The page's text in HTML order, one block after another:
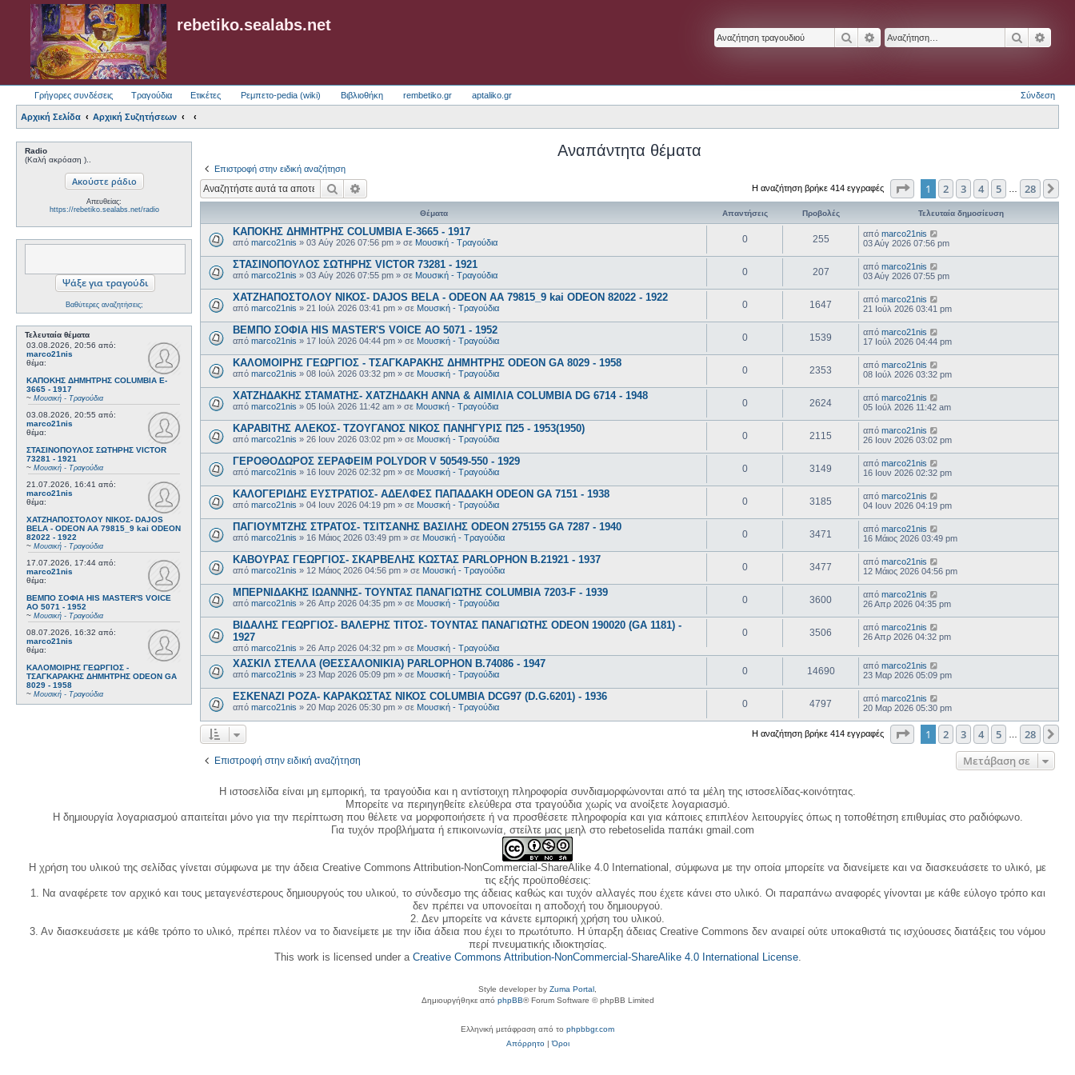
rebetiko.sealabs.net
ΑναζήτησηΕιδική αναζήτηση
Γρήγορες συνδέσεις Τραγούδια Ετικέτες Ρεμπετο-pedia (wiki) Βιβλιοθήκη rembetiko.gr aptaliko.gr Σύνδεση
Αρχική Σελίδα Αρχική Συζητήσεων
Radio
(Καλή ακρόαση )..
Απευθείας:
https://rebetiko.sealabs.net/radio
Βαθύτερες αναζητήσεις;
Τελευταία θέματα
03.08.2026, 20:56 από:
marco21nis
θέμα:
ΚΑΠΟΚΗΣ ΔΗΜΗΤΡΗΣ COLUMBIA E-
3665 - 1917
~ Μουσική - Τραγούδια
03.08.2026, 20:55 από:
marco21nis
θέμα:
ΣΤΑΣΙΝΟΠΟΥΛΟΣ ΣΩΤΗΡΗΣ VICTOR
73281 - 1921
~ Μουσική - Τραγούδια
21.07.2026, 16:41 από:
marco21nis
θέμα:
ΧΑΤΖΗΑΠΟΣΤΟΛΟΥ ΝΙΚΟΣ- DAJOS
BELA - ODEON AA 79815_9 kai ODEON
82022 - 1922
~ Μουσική - Τραγούδια
17.07.2026, 17:44 από:
marco21nis
θέμα:
ΒΕΜΠΟ ΣΟΦΙΑ HIS MASTER'S VOICE
AO 5071 - 1952
~ Μουσική - Τραγούδια
08.07.2026, 16:32 από:
marco21nis
θέμα:
ΚΑΛΟΜΟΙΡΗΣ ΓΕΩΡΓΙΟΣ -
ΤΣΑΓΚΑΡΑΚΗΣ ΔΗΜΗΤΡΗΣ ODEON GA
8029 - 1958
~ Μουσική - Τραγούδια
Αναπάντητα θέματα
Επιστροφή στην ειδική αναζήτηση
Αναζήτηση Η αναζήτηση βρήκε 414 εγγραφές Σελίδα1 από 28
1 2 3 4 5 28
Θέματα Απαντήσεις Προβολές Τελευταία δημοσίευση
ΚΑΠΟΚΗΣ ΔΗΜΗΤΡΗΣ COLUMBIA E-3665 - 1917
από marco21nis » 03 Αύγ 2026 07:56 pm » σε Μουσική - Τραγούδια 0 255 από marco21nis
03 Αύγ 2026 07:56 pm
ΣΤΑΣΙΝΟΠΟΥΛΟΣ ΣΩΤΗΡΗΣ VICTOR 73281 - 1921
από marco21nis » 03 Αύγ 2026 07:55 pm » σε Μουσική - Τραγούδια 0 207 από marco21nis
03 Αύγ 2026 07:55 pm
ΧΑΤΖΗΑΠΟΣΤΟΛΟΥ ΝΙΚΟΣ- DAJOS BELA - ODEON AA 79815_9 kai ODEON 82022 - 1922
από marco21nis » 21 Ιούλ 2026 03:41 pm » σε Μουσική - Τραγούδια 0 1647 από marco21nis
21 Ιούλ 2026 03:41 pm
ΒΕΜΠΟ ΣΟΦΙΑ HIS MASTER'S VOICE AO 5071 - 1952
από marco21nis » 17 Ιούλ 2026 04:44 pm » σε Μουσική - Τραγούδια 0 1539 από marco21nis
17 Ιούλ 2026 04:44 pm
ΚΑΛΟΜΟΙΡΗΣ ΓΕΩΡΓΙΟΣ - ΤΣΑΓΚΑΡΑΚΗΣ ΔΗΜΗΤΡΗΣ ODEON GA 8029 - 1958
από marco21nis » 08 Ιούλ 2026 03:32 pm » σε Μουσική - Τραγούδια 0 2353 από marco21nis
08 Ιούλ 2026 03:32 pm
ΧΑΤΖΗΔΑΚΗΣ ΣΤΑΜΑΤΗΣ- ΧΑΤΖΗΔΑΚΗ ΑΝΝΑ & ΑΙΜΙΛΙΑ COLUMBIA DG 6714 - 1948
από marco21nis » 05 Ιούλ 2026 11:42 am » σε Μουσική - Τραγούδια 0 2624 από marco21nis
05 Ιούλ 2026 11:42 am
ΚΑΡΑΒΙΤΗΣ ΑΛΕΚΟΣ- ΤΖΟΥΓΑΝΟΣ ΝΙΚΟΣ ΠΑΝΗΓΥΡΙΣ Π25 - 1953(1950)
από marco21nis » 26 Ιουν 2026 03:02 pm » σε Μουσική - Τραγούδια 0 2115 από marco21nis
26 Ιουν 2026 03:02 pm
ΓΕΡΟΘΟΔΩΡΟΣ ΣΕΡΑΦΕΙΜ POLYDOR V 50549-550 - 1929
από marco21nis » 16 Ιουν 2026 02:32 pm » σε Μουσική - Τραγούδια 0 3149 από marco21nis
16 Ιουν 2026 02:32 pm
ΚΑΛΟΓΕΡΙΔΗΣ ΕΥΣΤΡΑΤΙΟΣ- ΑΔΕΛΦΕΣ ΠΑΠΑΔΑΚΗ ODEON GA 7151 - 1938
από marco21nis » 04 Ιουν 2026 04:19 pm » σε Μουσική - Τραγούδια 0 3185 από marco21nis
04 Ιουν 2026 04:19 pm
ΠΑΓΙΟΥΜΤΖΗΣ ΣΤΡΑΤΟΣ- ΤΣΙΤΣΑΝΗΣ ΒΑΣΙΛΗΣ ODEON 275155 GA 7287 - 1940
από marco21nis » 16 Μάιος 2026 03:49 pm » σε Μουσική - Τραγούδια 0 3471 από marco21nis
16 Μάιος 2026 03:49 pm
ΚΑΒΟΥΡΑΣ ΓΕΩΡΓΙΟΣ- ΣΚΑΡΒΕΛΗΣ ΚΩΣΤΑΣ PARLOPHON B.21921 - 1937
από marco21nis » 12 Μάιος 2026 04:56 pm » σε Μουσική - Τραγούδια 0 3477 από marco21nis
12 Μάιος 2026 04:56 pm
ΜΠΕΡΝΙΔΑΚΗΣ ΙΩΑΝΝΗΣ- ΤΟΥΝΤΑΣ ΠΑΝΑΓΙΩΤΗΣ COLUMBIA 7203-F - 1939
από marco21nis » 26 Απρ 2026 04:35 pm » σε Μουσική - Τραγούδια 0 3600 από marco21nis
26 Απρ 2026 04:35 pm
ΒΙΔΑΛΗΣ ΓΕΩΡΓΙΟΣ- ΒΑΛΕΡΗΣ ΤΙΤΟΣ- ΤΟΥΝΤΑΣ ΠΑΝΑΓΙΩΤΗΣ ODEON 190020 (GA 1181) -
1927
από marco21nis » 26 Απρ 2026 04:32 pm » σε Μουσική - Τραγούδια
0 3506 από marco21nis
26 Απρ 2026 04:32 pm
ΧΑΣΚΙΛ ΣΤΕΛΛΑ (ΘΕΣΣΑΛΟΝΙΚΙΑ) PARLOPHON B.74086 - 1947
από marco21nis » 23 Μαρ 2026 05:09 pm » σε Μουσική - Τραγούδια 0 14690 από marco21nis
23 Μαρ 2026 05:09 pm
ΕΣΚΕΝΑΖΙ ΡΟΖΑ- ΚΑΡΑΚΩΣΤΑΣ ΝΙΚΟΣ COLUMBIA DCG97 (D.G.6201) - 1936
από marco21nis » 20 Μαρ 2026 05:30 pm » σε Μουσική - Τραγούδια 0 4797 από marco21nis
20 Μαρ 2026 05:30 pm
Η αναζήτηση βρήκε 414 εγγραφές Σελίδα1 από 28
1 2 3 4 5 28
Επιστροφή στην ειδική αναζήτηση Μετάβαση σε
Η ιστοσελίδα είναι μη εμπορική, τα τραγούδια και η αντίστοιχη πληροφορία συνδιαμορφώνονται από τα μέλη της ιστοσελίδας-κοινότητας.
Μπορείτε να περιηγηθείτε ελεύθερα στα τραγούδια χωρίς να ανοίξετε λογαριασμό.
Η δημιουργία λογαριασμού απαιτείται μόνο για την περίπτωση που θέλετε να μορφοποιήσετε ή να προσθέσετε πληροφορία και για κάποιες επιπλέον λειτουργίες όπως η τοποθέτηση επιθυμίας στο ραδιόφωνο.
Για τυχόν προβλήματα ή επικοινωνία, στείλτε μας μεηλ στο rebetoselida παπάκι gmail.com
Η χρήση του υλικού της σελίδας γίνεται σύμφωνα με την άδεια Creative Commons Attribution-NonCommercial-ShareAlike 4.0 International, σύμφωνα με την οποία μπορείτε να διανείμετε και να διασκευάσετε το υλικό, με
τις εξής προϋποθέσεις:
1. Να αναφέρετε τον αρχικό και τους μεταγενέστερους δημιουργούς του υλικού, το σύνδεσμο της άδειας καθώς και τυχόν αλλαγές που έχετε κάνει στο υλικό. Οι παραπάνω αναφορές γίνονται με κάθε εύλογο τρόπο και
δεν πρέπει να υπονοείται η αποδοχή του δημιουργού.
2. Δεν μπορείτε να κάνετε εμπορική χρήση του υλικού.
3. Αν διασκευάσετε με κάθε τρόπο το υλικό, πρέπει πλέον να το διανείμετε με την ίδια άδεια που έχει το πρωτότυπο. Η ύπαρξη άδειας Creative Commons δεν αναιρεί ούτε υποκαθιστά τις ισχύουσες διατάξεις του νόμου
περί πνευματικής ιδιοκτησίας.
This work is licensed under a Creative Commons Attribution-NonCommercial-ShareAlike 4.0 International License.
Style developer by Zuma Portal
Δημιουργήθηκε από phpBB® Forum Software © phpBB Limited
Ελληνική μετάφραση από το phpbbgr.com
Απόρρητο|Όροι